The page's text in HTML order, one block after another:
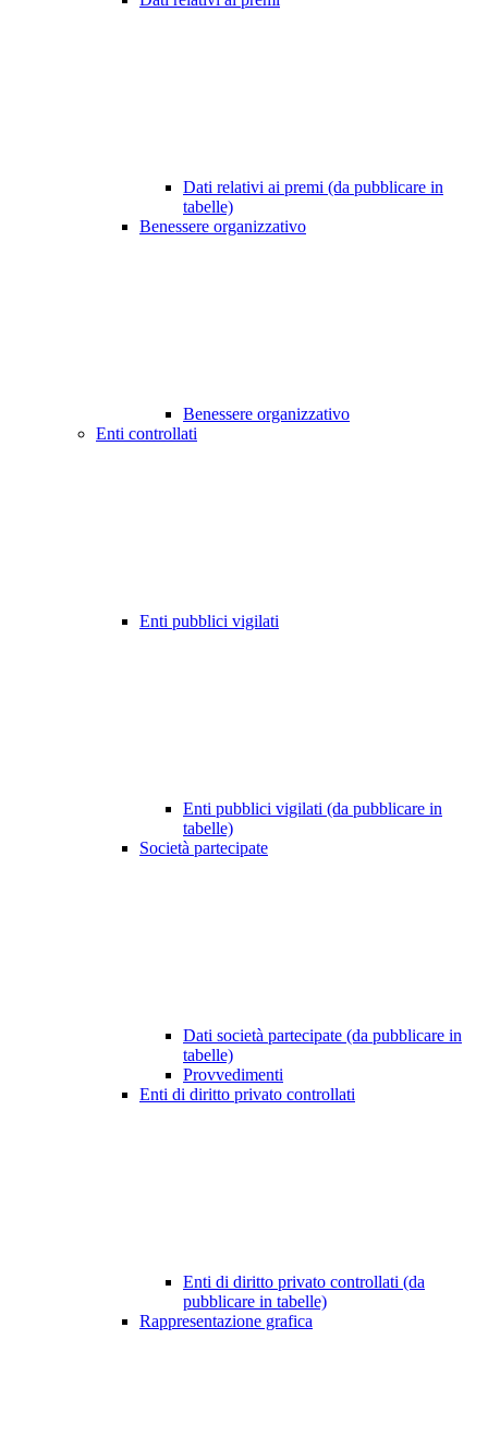
Dati relativi ai premi (da pubblicare in
tabelle)
Benessere organizzativo
Benessere organizzativo
Enti controllati
Enti pubblici vigilati
Enti pubblici vigilati (da pubblicare in
tabelle)
Società partecipate
Dati società partecipate (da pubblicare in
tabelle)
Provvedimenti
Enti di diritto privato controllati
Enti di diritto privato controllati (da
pubblicare in tabelle)
Rappresentazione grafica